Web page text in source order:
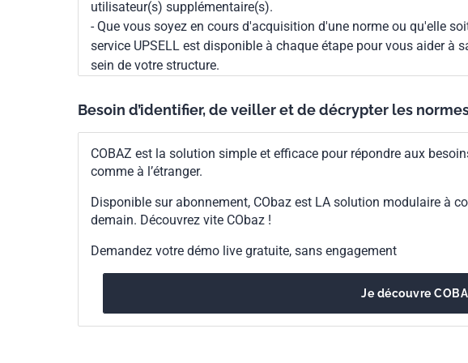
utilisateur(s) supplémentaire(s).
- Que vous soyez en cours d'acquisition d'une norme ou qu'elle
service UPSELL est disponible à chaque étape pour vous aider à
sein de votre structure.
Besoin d’identifier, de veiller et de décrypter les
COBAZ est la solution simple et efficace pour répondre aux
comme à l’étranger.
Disponible sur abonnement, CObaz est LA solution modulaire à
demain. Découvrez vite CObaz !
Demandez votre démo live gratuite, sans engagement
Je découvre